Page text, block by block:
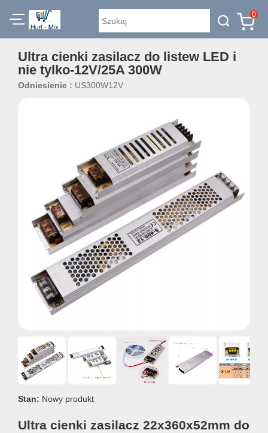
0
Ultra cienki zasilacz do listew LED i
nie tylko-12V/25A 300W
Odniesienie : US300W12V
Stan: Nowy produkt
Ultra cienki zasilacz 22x360x52mm do